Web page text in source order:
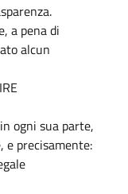
a pena di
alcun
ogni sua parte,
precisamente: